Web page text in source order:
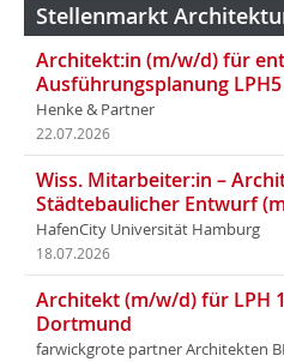
Stellenmarkt
Architekt:in (m/w/d) für
Ausführungsplanung
Henke & Partner
22.07.2026
Wiss. Mitarbeiter:in –
Städtebaulicher Entwurf
HafenCity Universität Hamburg
18.07.2026
Architekt (m/w/d) für LPH
Dortmund
farwickgrote partner Architekten